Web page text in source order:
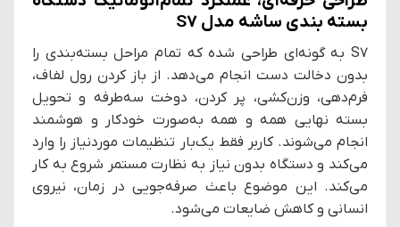
بسته بندی ساشه مدل S7
S7 به گونه‌ای طراحی شده که تمام مراحل بسته‌بندی را
بدون دخالت دست انجام می‌دهد. از باز کردن رول لفاف،
فرم‌دهی، وزن‌کشی، پر کردن، دوخت سه‌طرفه و تحویل
بسته نهایی همه و همه به‌صورت خودکار و هوشمند
انجام می‌شوند. کاربر فقط یک‌بار تنظیمات موردنیاز را وارد
می‌کند و دستگاه بدون نیاز به نظارت مستمر شروع به کار
می‌کند. این موضوع باعث صرفه‌جویی در زمان، نیروی
انسانی و کاهش ضایعات می‌شود.